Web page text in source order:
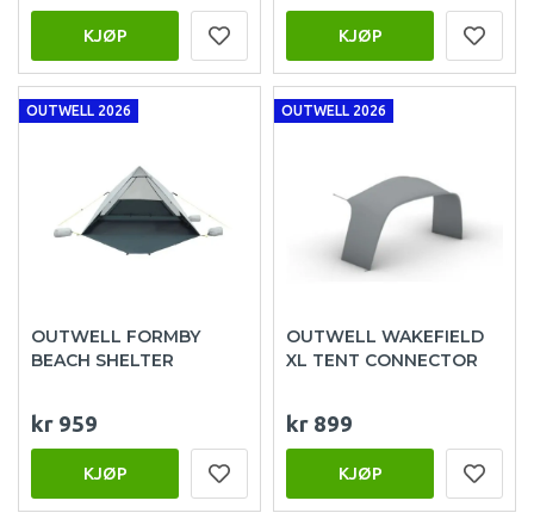
KJØP KJØP
OUTWELL 2026
OUTWELL FORMBY
BEACH SHELTER
kr 959
KJØP
OUTWELL 2026
OUTWELL WAKEFIELD
XL TENT CONNECTOR
kr 899
KJØP